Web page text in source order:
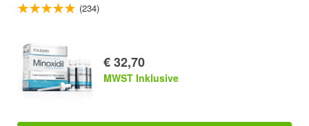
(234)
€ 32,70
MWST Inklusive